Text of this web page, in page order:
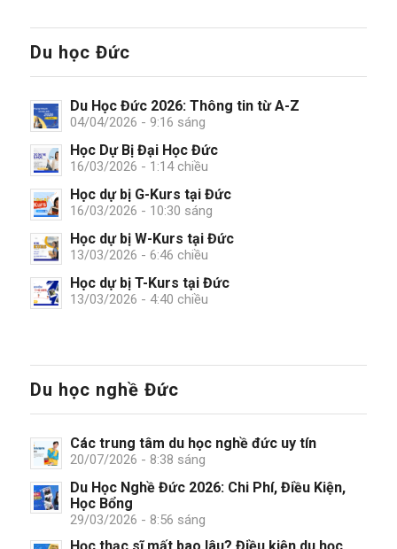
Du học Đức
Du Học Đức 2026: Thông tin từ A-Z
04/04/2026 - 9:16 sáng
Học Dự Bị Đại Học Đức
16/03/2026 - 1:14 chiều
Học dự bị G-Kurs tại Đức
16/03/2026 - 10:30 sáng
Học dự bị W-Kurs tại Đức
13/03/2026 - 6:46 chiều
Học dự bị T-Kurs tại Đức
13/03/2026 - 4:40 chiều
Du học nghề Đức
Các trung tâm du học nghề đức uy tín
20/07/2026 - 8:38 sáng
Du Học Nghề Đức 2026: Chi Phí, Điều Kiện,
Học Bổng
29/03/2026 - 8:56 sáng